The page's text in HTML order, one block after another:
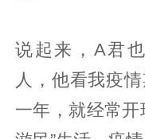
说起来，A君
人，他看我疫
一年，就经常开